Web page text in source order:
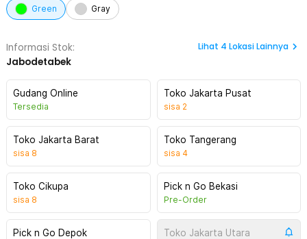
Green Gray
Informasi Stok:
Jabodetabek
Lihat 4 Lokasi Lainnya
Gudang Online
Tersedia
Toko Jakarta Pusat
sisa 2
Toko Jakarta Barat
sisa 8
Toko Tangerang
sisa 4
Toko Cikupa
sisa 8
Pick n Go Bekasi
Pre-Order
Pick n Go Depok Toko Jakarta Utara